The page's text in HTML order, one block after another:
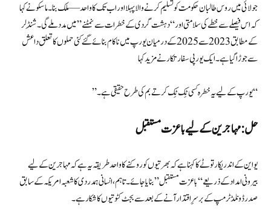
جولائی میں روس طالبان حکومت کو تسلیم کرنے والا پہلا اور اب تک کا واحد — ملک بنا۔ ماسکو نے کہا
کہ اس فیصلے سے خطے کی سلامتی اور “دہشت گردی کے خطرات سے نمٹنے” میں مدد ملے گی۔ شِنڈلر
کے مطابق 2023 سے 2025 کے درمیان یورپ میں ناکام بنائے گئے کئی حملوں کا تعلق داعش
سے جوڑا گیا ہے۔ ایک یورپی سفارتکار نے مزید کہا
“یورپ کے لیے یہ خطرہ کسی ٹِک ٹِک کرتے بم کی طرح حقیقی ہے۔”
حل: مہاجرین کے لیے باعزت مستقبل
یو این کے اندریکا رتوٹے کا کہنا ہے کہ بھرتیوں کو روکنے کا واحد طریقہ یہ ہے کہ مہاجرین کے لیے
بیرونی امداد کے ذریعے “باعزت مستقبل” بنایا جائے۔ تاہم، انسانی ہمدردی کا شعبہ امریکہ کے سابق
صدر ڈونلڈ ٹرمپ کے برسرِ اقتدار آنے کے بعد سے بجٹ کٹوتیوں کا شکار ہے۔